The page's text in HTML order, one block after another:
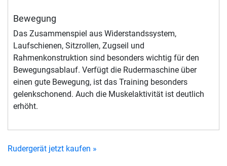
Bewegung
Das Zusammenspiel aus Widerstandssystem,
Laufschienen, Sitzrollen, Zugseil und
Rahmenkonstruktion sind besonders wichtig für den
Bewegungsablauf. Verfügt die Rudermaschine über
einen gute Bewegung, ist das Training besonders
gelenkschonend. Auch die Muskelaktivität ist deutlich
erhöht.
Rudergerät jetzt kaufen »